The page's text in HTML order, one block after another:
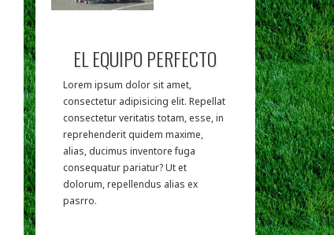
EL EQUIPO PERFECTO
Lorem ipsum dolor sit amet,
consectetur adipisicing elit. Repellat
consectetur veritatis totam, esse, in
reprehenderit quidem maxime,
alias, ducimus inventore fuga
consequatur pariatur? Ut et
dolorum, repellendus alias ex
pasrro.